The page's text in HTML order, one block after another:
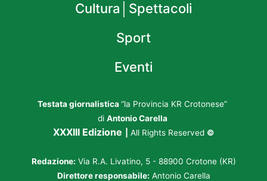
Cultura│Spettacoli
Sport
Eventi
Testata giornalistica “la Provincia KR Crotonese”
di Antonio Carella
XXXIII Edizione All Rights Reserved ©
Redazione: Via R.A. Livatino, 5 - 88900 Crotone (KR)
Direttore responsabile: Antonio Carella